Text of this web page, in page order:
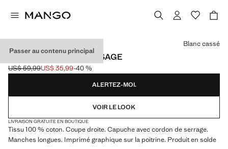
Passer au contenu principal
SWEATER COTON MESSAGE
Prix initial barré [US$ 59,99 ]
US$ 59,99
Prix actuel [US$ 35,99 ]
US$ 35,99-40 %
Choisissez une couleur
Blanc cassé
ALERTEZ-MOI.
VOIR LE LOOK
LIVRAISON GRATUITE EN BOUTIQUE
Tissu 100 % coton. Coupe droite. Capuche avec cordon de serrage.
Manches longues. Imprimé graphique sur la poitrine. Produit en solde